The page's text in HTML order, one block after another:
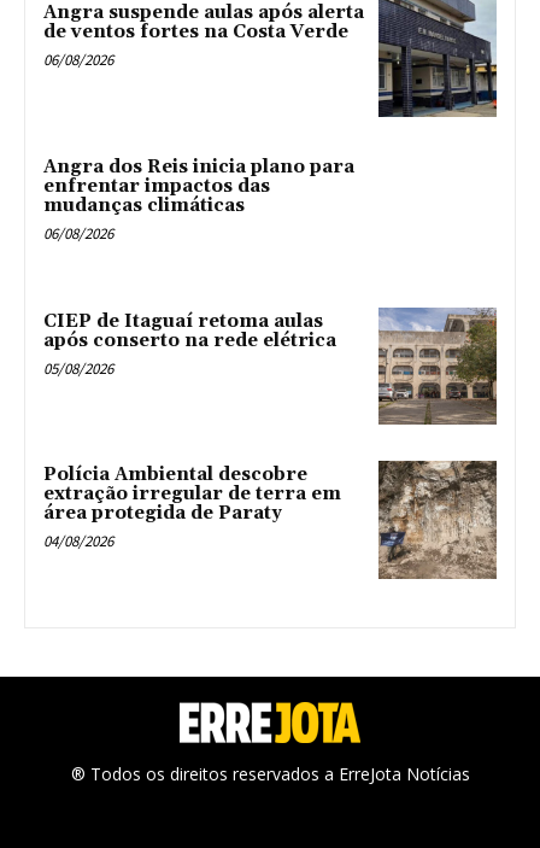
Angra suspende aulas após alerta
de ventos fortes na Costa Verde
06/08/2026
Angra dos Reis inicia plano para
enfrentar impactos das
mudanças climáticas
06/08/2026
CIEP de Itaguaí retoma aulas
após conserto na rede elétrica
05/08/2026
Polícia Ambiental descobre
extração irregular de terra em
área protegida de Paraty
04/08/2026
® Todos os direitos reservados a ErreJota Notícias